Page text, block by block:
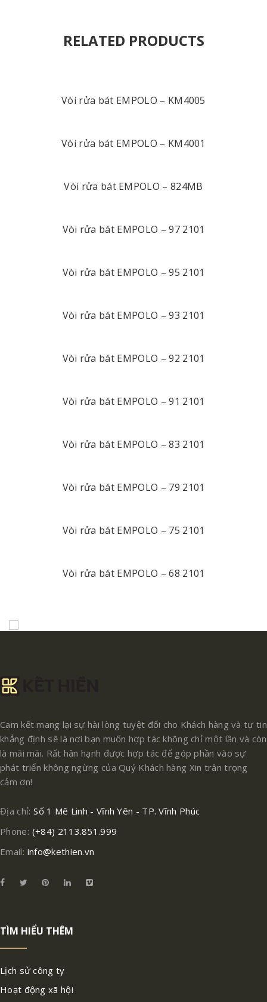
RELATED PRODUCTS
Vòi rửa bát EMPOLO – KM4005
Vòi rửa bát EMPOLO – KM4001
Vòi rửa bát EMPOLO – 824MB
Vòi rửa bát EMPOLO – 97 2101
Vòi rửa bát EMPOLO – 95 2101
Vòi rửa bát EMPOLO – 93 2101
Vòi rửa bát EMPOLO – 92 2101
Vòi rửa bát EMPOLO – 91 2101
Vòi rửa bát EMPOLO – 83 2101
Vòi rửa bát EMPOLO – 79 2101
Vòi rửa bát EMPOLO – 75 2101
Vòi rửa bát EMPOLO – 68 2101
Cam kết mang lại sự hài lòng tuyệt đối cho Khách hàng và tự tin
khẳng định sẽ là nơi bạn muốn hợp tác không chỉ một lần và còn
là mãi mãi. Rất hân hạnh được hợp tác để góp phần vào sự
phát triển không ngừng của Quý Khách hàng Xin trân trọng
cảm ơn!
Địa chỉ: Số 1 Mê Linh - Vĩnh Yên - TP. Vĩnh Phúc
Phone: (+84) 2113.851.999
Email: info@kethien.vn
TÌM HIỂU THÊM
Lịch sử công ty
Hoạt động xã hội